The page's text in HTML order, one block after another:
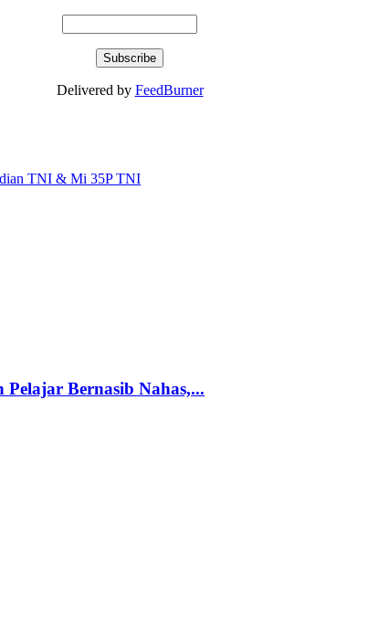
Delivered by FeedBurner
Bernasib Nahas,...